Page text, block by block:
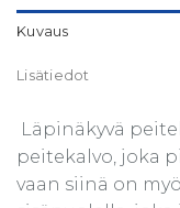
Kuvaus
Lisätiedot
 Läpinäkyvä
peitekalvo, joka
vaan siinä on